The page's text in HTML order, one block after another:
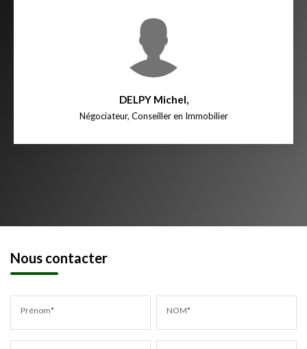
DELPY Michel,
Négociateur, Conseiller en Immobilier
Nous contacter
Prénom* NOM*